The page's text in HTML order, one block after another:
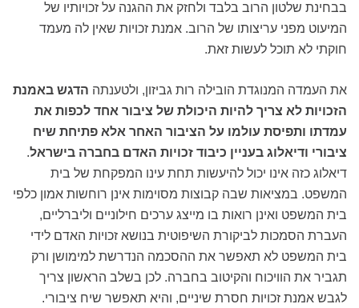
בבחינת שלטון הרוב בלבד ולחזק את ההגנה על זכויותיו של
המיעוט מפני עריצותו של הרוב. אמנת זכויות שאין לה מעמד
חוקתי לא תוכל לעשות זאת.
את העמדה המנוגדת הובילה רות גביזון, ולטענתה הדגש באמנת
הזכויות לא צריך להיות היכולת של ציבור אחד לכפות את
עמדתו ותפיסת עולמו על הציבור האחר אלא פתיחת שיח
ציבורי ודיאלוג בעניין כיבוד זכויות האדם בחברה בישראל.
דיאלוג כזה אינו יכול להיעשות תחת עינו המפקחת של בית
המשפט. במציאות שבה קבוצות מסוימות אינן רוחשות אמון כלפי
בית המשפט ואינן רואות בו מייצג ערכים חילוניים וליברליים,
העברת הסמכות לביקורת השיפוטית בנושא זכויות האדם לידי
בית המשפט לא תאפשר את ההסכמה הנדרשת למימושן ורק
תגביר את הוויכוח והקיטוב בחברה. לכן בשלב הראשון צריך
לגבש אמנת זכויות חסרת שיניים, והיא תאפשר שיח ציבורי.